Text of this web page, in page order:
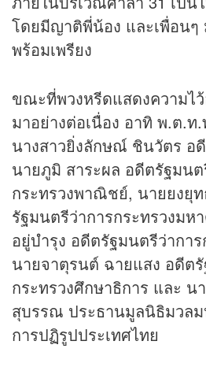
โดยมีญาติพี่น้อง และเพื่อนๆ
พร้อมเพรียง
ขณะที่พวงหรีดแสดงความไ
มาอย่างต่อเนื่อง อาทิ พ.ต.
นางสาวยิ่งลักษณ์ ชินวัตร อ
นายภูมิ สาระผล อดีตรัฐมน
กระทรวงพาณิชย์, นายยงยุ
รัฐมนตรีว่าการกระทรวงมห
อยู่บำรุง อดีตรัฐมนตรีว่าการ
นายจาตุรนต์ ฉายแสง อดีต
กระทรวงศึกษาธิการ และ น
สุบรรณ ประธานมูลนิธิมวล
การปฏิรูปประเทศไทย